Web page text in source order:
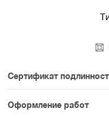
Сертификат
К каждому
прикладываем
Оформление работ